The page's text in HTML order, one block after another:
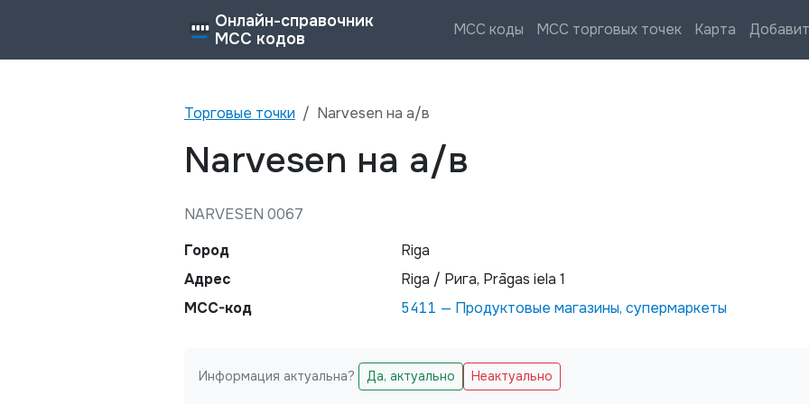
Онлайн-справочник
MCC кодов
MCC коды MCC торговых точек Карта
Торговые точки Narvesen на а/в
Narvesen на а/в
NARVESEN 0067
Город
Riga
Адрес
Riga / Рига, Prāgas iela 1
MCC-код
5411 — Продуктовые магазины, супермаркеты
Не заполняйте это поле
Информация актуальна? Да, актуально Неактуально